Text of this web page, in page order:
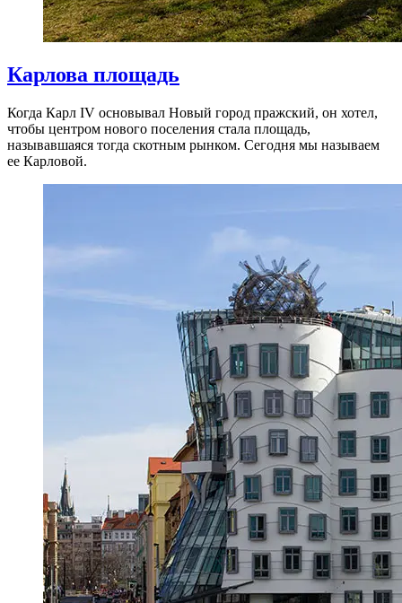
Карлова площадь
Когда Карл IV основывал Новый город пражский, он хотел,
чтобы центром нового поселения стала площадь,
называвшаяся тогда скотным рынком. Сегодня мы называем
ее Карловой.